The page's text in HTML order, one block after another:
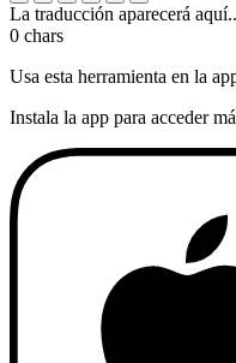
La traducción aparecerá
0 chars
Usa esta herramienta en la
Instala la app para acceder